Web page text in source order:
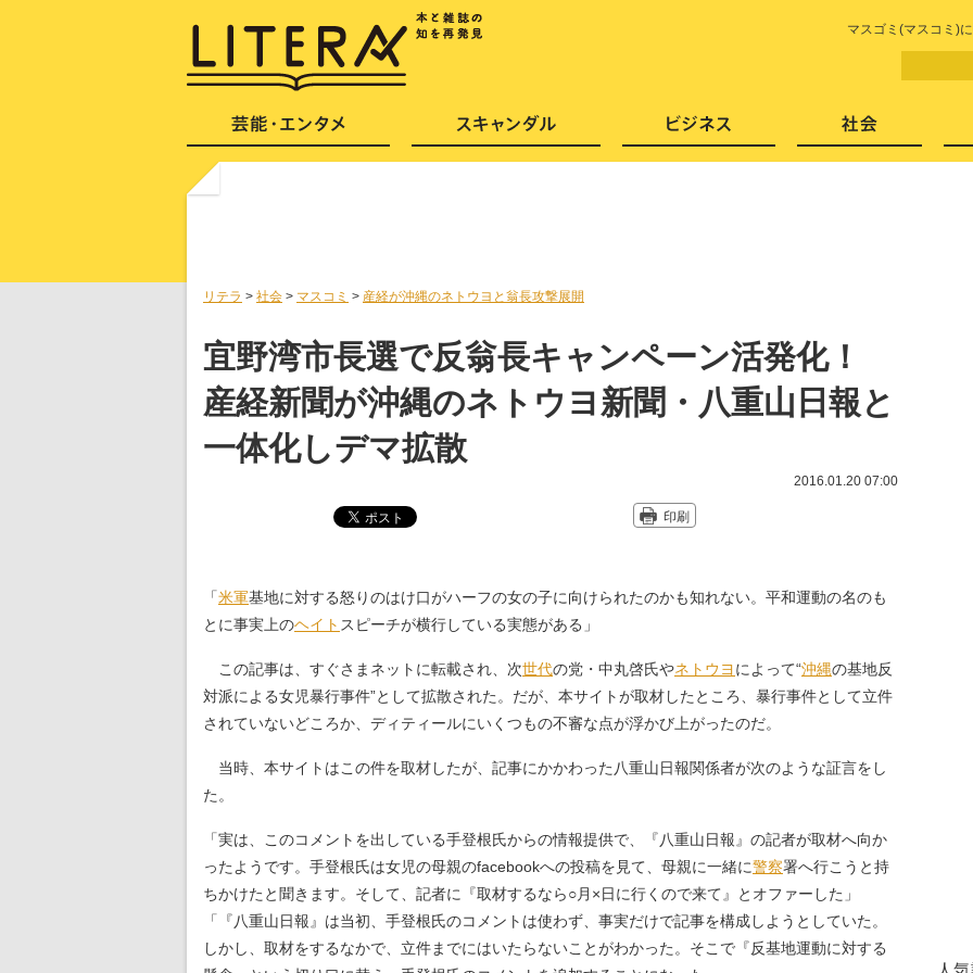
マスゴミ(マスコミ)
リテラ > 社会 > マスコミ > 産経が沖縄のネトウヨと翁長攻撃展開
宜野湾市長選で反翁長キャンペーン活発化！
産経新聞が沖縄のネトウヨ新聞・八重山日報と
一体化しデマ拡散
2016.01.20 07:00
印刷
「米軍基地に対する怒りのはけ口がハーフの女の子に向けられたのかも知れない。平和運動の名のも
とに事実上のヘイト スピーチが横行している実態がある」
この記事は、すぐさまネットに転載され、次世代の党・中丸啓氏やネトウヨによって“沖縄の基地反
対派による女児暴行事件”として拡散された。だが、本サイトが取材したところ、暴行事件として立件
されていないどころか、ディティールにいくつもの不審な点が浮かび上がったのだ。
当時、本サイトはこの件を取材したが、記事にかかわった八重山日報関係者が次のような証言をし
た。
「実は、このコメントを出している手登根氏からの情報提供で、『八重山日報』の記者が取材へ向か
ったようです。手登根氏は女児の母親のfacebookへの投稿を見て、母親に一緒に警察署へ行こうと持
ちかけたと聞きます。そして、記者に『取材するなら○月×日に行くので来て』とオファーした」
「『八重山日報』は当初、手登根氏のコメントは使わず、事実だけで記事を構成しようとしていた。
しかし、取材をするなかで、立件までにはいたらないことがわかった。そこで『反基地運動に対する
芸能・エンタメ スキャンダル